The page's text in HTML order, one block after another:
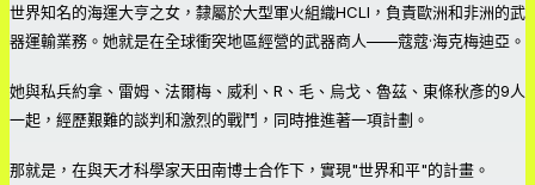
世界知名的海運大亨之女，隸屬於大型軍火組織HCLI，負責歐洲和非洲的武
器運輸業務。她就是在全球衝突地區經營的武器商人——蔻蔻·海克梅迪亞。
她與私兵約拿、雷姆、法爾梅、威利、R、毛、烏戈、魯茲、東條秋彥的9人
一起，經歷艱難的談判和激烈的戰鬥，同時推進著一項計劃。
那就是，在與天才科學家天田南博士合作下，實現"世界和平"的計畫。